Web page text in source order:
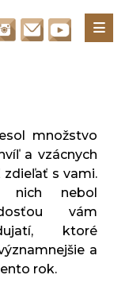
množstvo
a vzácnych
s vami.
nich nebol
vám
ktoré
a
rok.